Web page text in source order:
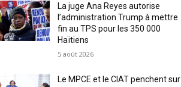
La juge Ana Reyes autorise
l’administration Trump à mettre
fin au TPS pour les 350 000
Haïtiens
5 août 2026
Le MPCE et le CIAT penchent sur